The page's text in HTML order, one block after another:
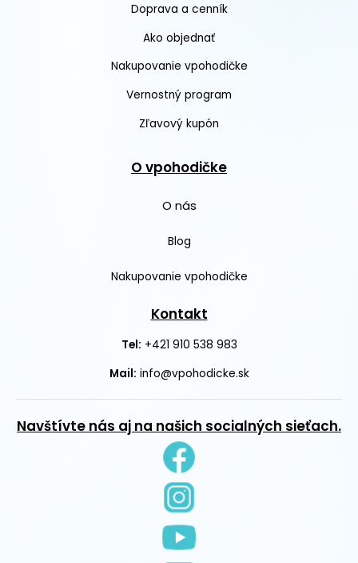
Doprava a cenník
Ako objednať
Nakupovanie vpohodičke
Vernostný program
Zľavový kupón
O vpohodičke
O nás
Blog
Nakupovanie vpohodičke
Kontakt
Tel: +421 910 538 983
Mail: info@vpohodicke.sk
Navštívte nás aj na našich socialných sieťach.